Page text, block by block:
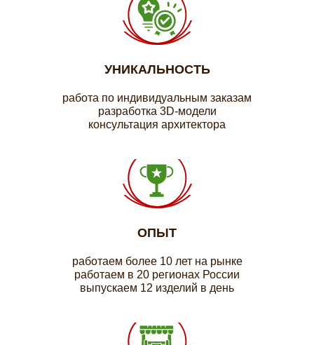
УНИКАЛЬНОСТЬ
работа по индивидуальным заказам
разработка 3D-модели
консультация архитектора
ОПЫТ
работаем более 10 лет на рынке
работаем в 20 регионах России
выпускаем 12 изделий в день